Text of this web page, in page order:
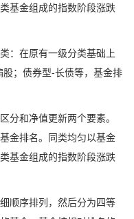
基金组成的指数阶段涨跌
在原有一级分类基础上
；债券型-长债等，基金排
和净值更新两个要素。
金排名。同类均匀以基金
基金组成的指数阶段涨跌
序排列，然后分为四等